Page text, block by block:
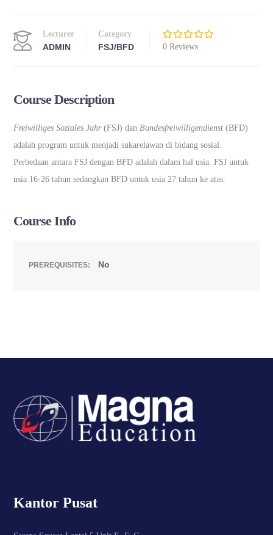
Lecturer
ADMIN
Category
FSJ/BFD 0 Reviews
Course Description
Freiwilliges Soziales Jahr(FSJ) dan Bundesfreiwilligendienst(BFD)
adalah program untuk menjadi sukarelawan di bidang sosial.
Perbedaan antara FSJ dengan BFD adalah dalam hal usia. FSJ untuk
usia 16-26 tahun sedangkan BFD untuk usia 27 tahun ke atas.
Course Info
PREREQUISITES: No
Kantor Pusat